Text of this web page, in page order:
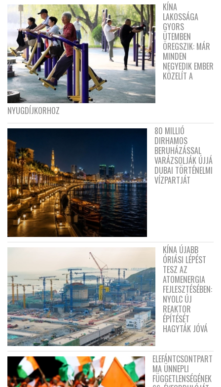
KÍNA
LAKOSSÁGA
GYORS
ÜTEMBEN
ÖREGSZIK: MÁR
MINDEN
NEGYEDIK EMBER
KÖZELÍT A
NYUGDÍJKORHOZ
80 MILLIÓ
DIRHAMOS
BERUHÁZÁSSAL
VARÁZSOLJÁK ÚJJÁ
DUBAI TÖRTÉNELMI
VÍZPARTJÁT
KÍNA ÚJABB
ÓRIÁSI LÉPÉST
TESZ AZ
ATOMENERGIA
FEJLESZTÉSÉBEN:
NYOLC ÚJ
REAKTOR
ÉPÍTÉSÉT
HAGYTÁK JÓVÁ
ELEFÁNTCSONTPART
MA ÜNNEPLI
FÜGGETLENSÉGÉNEK